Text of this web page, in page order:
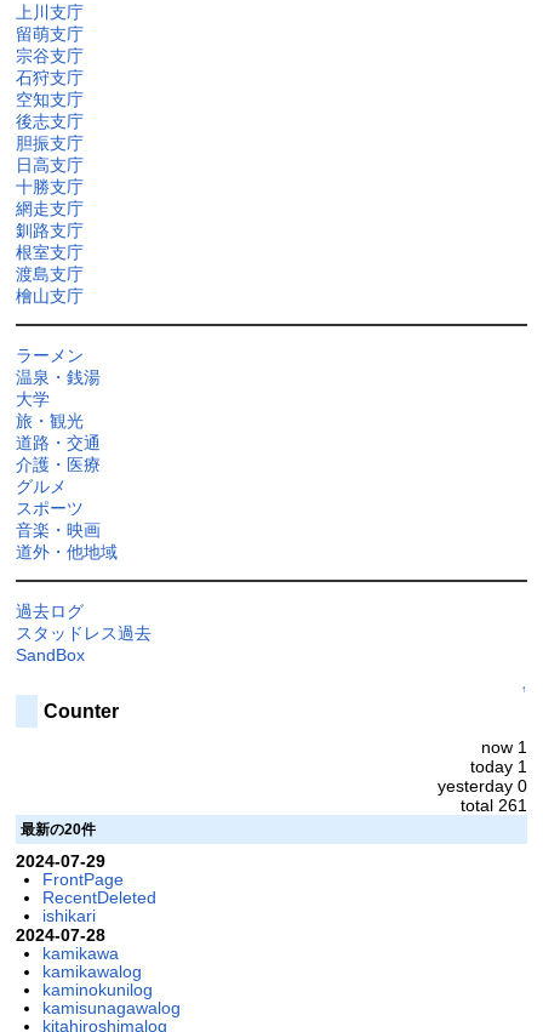
上川支庁
留萌支庁
宗谷支庁
石狩支庁
空知支庁
後志支庁
胆振支庁
日高支庁
十勝支庁
網走支庁
釧路支庁
根室支庁
渡島支庁
檜山支庁
ラーメン
温泉・銭湯
大学
旅・観光
道路・交通
介護・医療
グルメ
スポーツ
音楽・映画
道外・他地域
過去ログ
スタッドレス過去
SandBox
↑
Counter
now 1
today 1
yesterday 0
total 261
最新の20件
2024-07-29
FrontPage
RecentDeleted
ishikari
2024-07-28
kamikawa
kamikawalog
kaminokunilog
kamisunagawalog
kitahiroshimalog